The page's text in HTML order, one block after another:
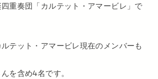
重奏団「カルテット・アマービレ」で
テット・アマービレ現在のメンバーも
を含め4名です。